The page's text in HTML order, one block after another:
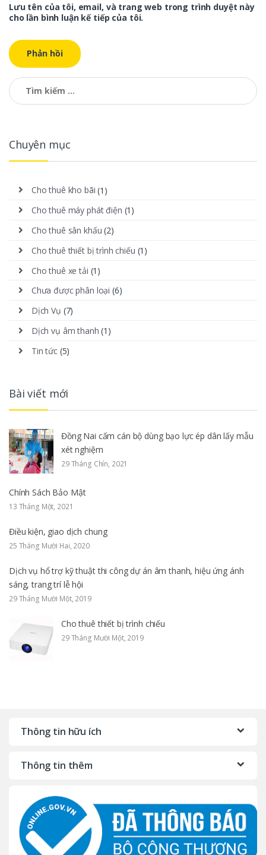
Lưu tên của tôi, email, và trang web trong trình duyệt này
cho lần bình luận kế tiếp của tôi.
Tìm kiếm cho:
Chuyên mục
Cho thuê kho bãi (1)
Cho thuê máy phát điện (1)
Cho thuê sân khấu (2)
Cho thuê thiết bị trình chiếu (1)
Cho thuê xe tải (1)
Chưa được phân loại (6)
Dịch Vụ (7)
Dịch vụ âm thanh (1)
Tin tức(5)
Bài viết mới
Đồng Nai cấm cán bộ dùng bạo lực ép dân lấy mẫu
xét nghiệm
29 Tháng Chín, 2021
Chính Sách Bảo Mật
13 Tháng Một, 2021
Điều kiện, giao dịch chung
25 Tháng Mười Hai, 2020
Dịch vụ hổ trợ kỹ thuật thi công dự án âm thanh, hiệu ứng ánh
sáng, trang trí lễ hội
29 Tháng Mười Một, 2019
Cho thuê thiết bị trình chiếu
29 Tháng Mười Một, 2019
Thông tin hữu ích
Thông tin thêm